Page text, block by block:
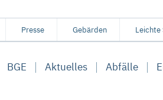
Presse Gebärden Leichte
BGE Aktuelles Abfälle